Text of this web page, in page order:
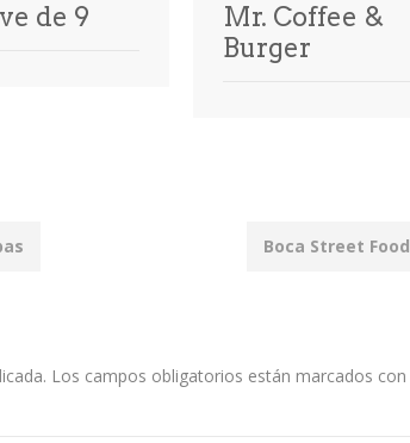
de 9
Mr. Coffee &
Burger
Boca Street Food
Los campos obligatorios están marcados con